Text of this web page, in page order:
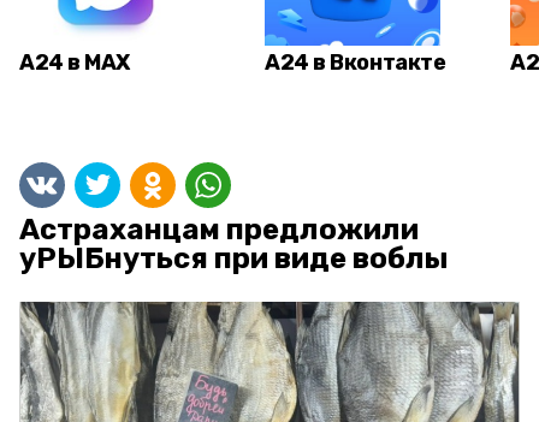
А24 в MAX А24 в Вконтакте
Астраханцам предложили
уРЫБнуться при виде воблы